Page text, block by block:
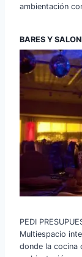
ambientación
BARES Y
PEDI
Multiespacio
donde la cocina